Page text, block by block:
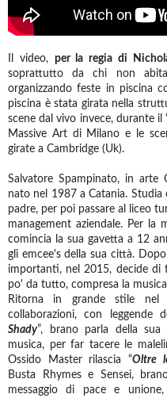
Il video, per la regia di
soprattutto da chi non
organizzando feste in piscina
piscina è stata girata nella
scene dal vivo invece, durante il
Massive Art di Milano e le
girate a Cambridge (Uk).
Salvatore Spampinato, in arte
nato nel 1987 a Catania. Studia
padre, per poi passare al liceo
management aziendale. Per la
comincia la sua gavetta a 12
gli emcee's della sua città.
importanti, nel 2015, decide di
po' da tutto, compresa la
Ritorna in grande stile
collaborazioni, con leggende
Shady”, brano parla della
musica, per far tacere le
Ossido Master rilascia “Oltre
Busta Rhymes e Sensei,
messaggio di pace e